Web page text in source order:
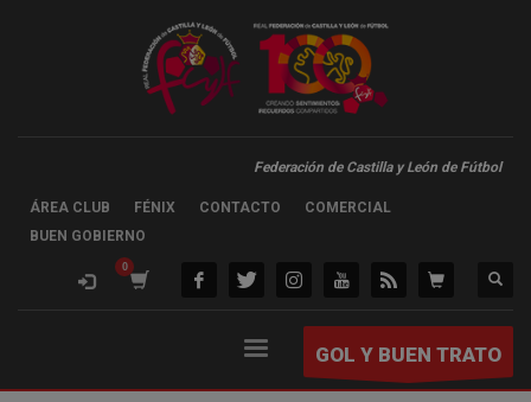
Federación de Castilla y León de Fútbol
ÁREA CLUB FÉNIX CONTACTO
COMERCIAL
BUEN GOBIERNO
GOL Y BUEN TRATO